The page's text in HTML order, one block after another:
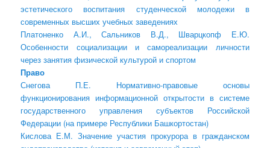
эстетического воспитания студенческой молодежи в
современных высших учебных заведениях
Платоненко А.И., Сальников В.Д., Шварцкопф Е.Ю.
Особенности социализации и самореализации личности
через занятия физической культурой и спортом
Право
Снегова П.Е. Нормативно-правовые основы
функционирования информационной открытости в системе
государственного управления субъектов Российской
Федерации (на примере Республики Башкортостан)
Кислова Е.М. Значение участия прокурора в гражданском